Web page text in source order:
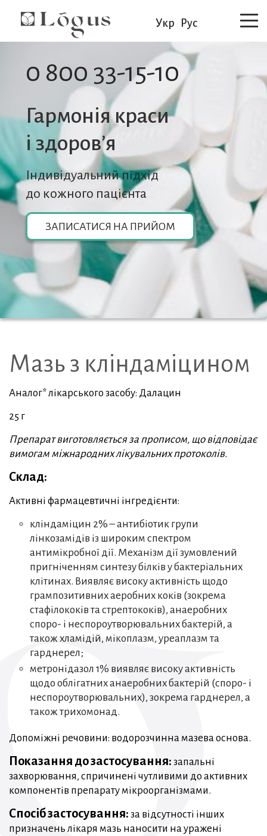
Укр Рус
0 800 33-15-10
Гармонія краси
i здоров’я
Індивідуальний підхід
до кожного пацієнта
ЗАПИСАТИСЯ НА ПРИЙОМ
Мазь з кліндаміцином
Аналог* лікарського засобу: Далацин
25 г
Препарат виготовляється за прописом, що відповідає
вимогам міжнародних лікувальних протоколів.
Склад:
Активні фармацевтичні інгредієнти:
кліндаміцин 2% – антибіотик групи
лінкозамідів із широким спектром
антимікробної дії. Механізм дії зумовлений
пригніченням синтезу білків у бактеріальних
клітинах. Виявляє високу активність щодо
грампозитивних аеробних коків (зокрема
стафілококів та стрептококів), анаеробних
споро- і неспороутворювальних бактерій, а
також хламідій, мікоплазм, уреаплазм та
гарднерел;
метронідазол 1% виявляє високу активність
щодо облігатних анаеробних бактерій (споро- і
неспороутворювальних), зокрема гарднерел, а
також трихомонад.
Допоміжні речовини: водорозчинна мазева основа.
Показання до застосування: запальні
захворювання, спричинені чутливими до активних
компонентів препарату мікроорганізмами.
Спосіб застосування: за відсутності інших
призначень лікаря мазь наносити на уражені